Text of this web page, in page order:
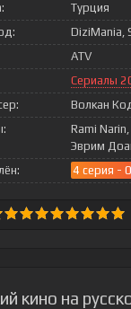
Турция
DiziMania,
ATV
Сериалы
Волкан
Rami
Эврим
4 серия -
кино на